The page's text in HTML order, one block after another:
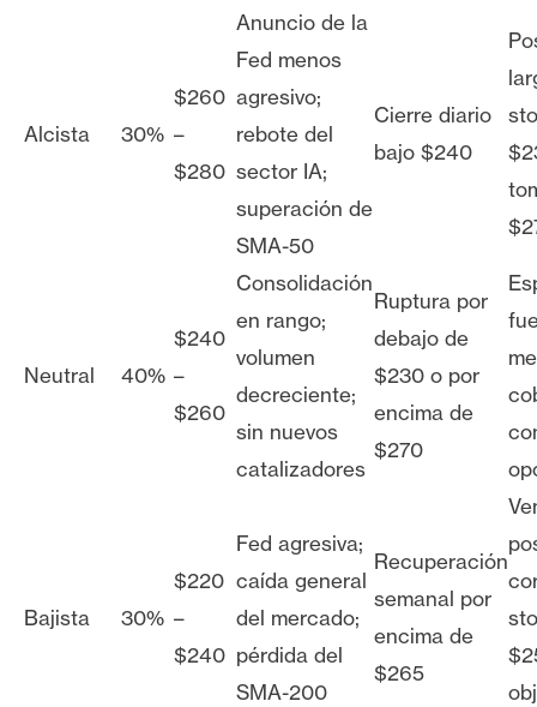
Alcista 30%
$260
–
$280
Anuncio de la
Fed menos
agresivo;
rebote del
sector IA;
superación de
SMA-50
Cierre diario
bajo $240
Neutral 40%
$240
–
$260
Consolidación
en rango;
volumen
decreciente;
sin nuevos
catalizadores
Ruptura por
debajo de
$230 o por
encima de
$270
Bajista 30%
$220
–
$240
Fed agresiva;
caída general
del mercado;
pérdida del
SMA-200
Recuperación
semanal por
encima de
$265